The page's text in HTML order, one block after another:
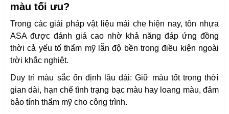
màu tối ưu?
Trong các giải pháp vật liệu mái che hiện nay, tôn nhựa
ASA được đánh giá cao nhờ khả năng đáp ứng đồng
thời cả yếu tố thẩm mỹ lẫn độ bền trong điều kiện ngoài
trời khắc nghiệt.
Duy trì màu sắc ổn định lâu dài: Giữ màu tốt trong thời
gian dài, hạn chế tình trạng bạc màu hay loang màu, đảm
bảo tính thẩm mỹ cho công trình.